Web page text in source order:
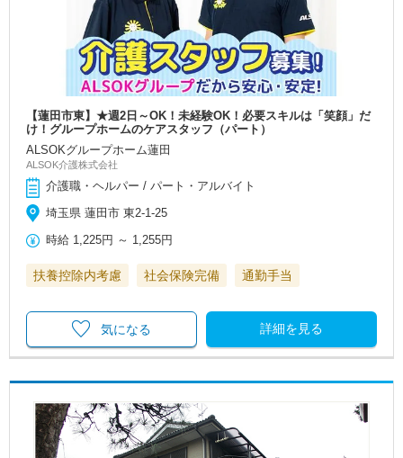
【蓮田市東】★週2日～OK！未経験OK！必要スキルは「笑顔」だ
け！グループホームのケアスタッフ（パート）
ALSOKグループホーム蓮田
ALSOK介護株式会社
介護職・ヘルパー / パート・アルバイト
埼玉県 蓮田市 東2-1-25
時給 1,225円 ～ 1,255円
扶養控除内考慮 社会保険完備 通勤手当
詳細を見る
気になる